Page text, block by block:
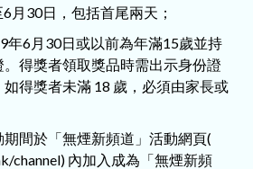
月30日，包括首尾兩天；
年6月30日或以前為年滿15歲並持
得獎者領取獎品時需出示身份證
得獎者未滿 18 歲，必須由家長或
間於「無煙新頻道」活動網頁(
channel) 內加入成為「無煙新頻